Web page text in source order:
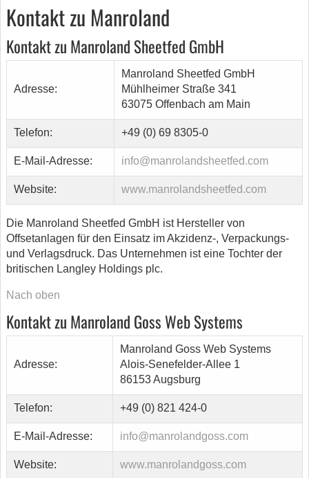
Kontakt zu Manroland
Kontakt zu Manroland Sheetfed GmbH
Adresse:
Manroland Sheetfed GmbH
Mühlheimer Straße 341
63075 Offenbach am Main
Telefon: +49 (0) 69 8305-0
E-Mail-Adresse: info@manrolandsheetfed.com
Website: www.manrolandsheetfed.com
Die Manroland Sheetfed GmbH ist Hersteller von
Offsetanlagen für den Einsatz im Akzidenz-, Verpackungs-
und Verlagsdruck. Das Unternehmen ist eine Tochter der
britischen Langley Holdings plc.
Nach oben
Kontakt zu Manroland Goss Web Systems
Adresse:
Manroland Goss Web Systems
Alois-Senefelder-Allee 1
86153 Augsburg
Telefon: +49 (0) 821 424-0
E-Mail-Adresse: info@manrolandgoss.com
Website: www.manrolandgoss.com